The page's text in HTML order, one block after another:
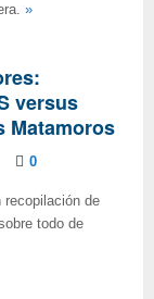
»
versus
Matamoros
0
recopilación de
todo de